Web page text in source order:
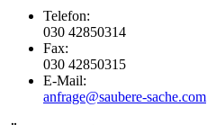
Telefon:
030 42850314
Fax:
030 42850315
E-Mail:
anfrage@saubere-sache.com